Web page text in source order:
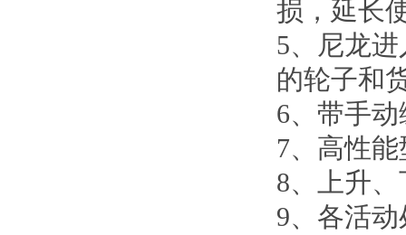
损，延长
5、 尼龙
的轮子和
6、 带手
7、 高性
8、 上升
9、 各活